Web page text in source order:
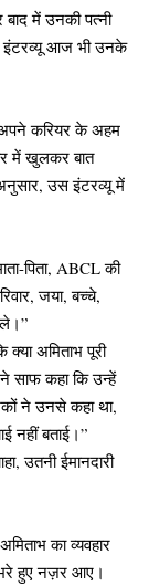
में उनकी पत्नी
इंटरव्यू आज भी उनके
अपने करियर के अहम
में खुलकर बात
उस इंटरव्यू में
पिता, ABCL की
जया, बच्चे,
अमिताभ पूरी
साफ कहा कि उन्हें
ने उनसे कहा था,
नहीं बताई।”
उतनी ईमानदारी
का व्यवहार
हुए नज़र आए।